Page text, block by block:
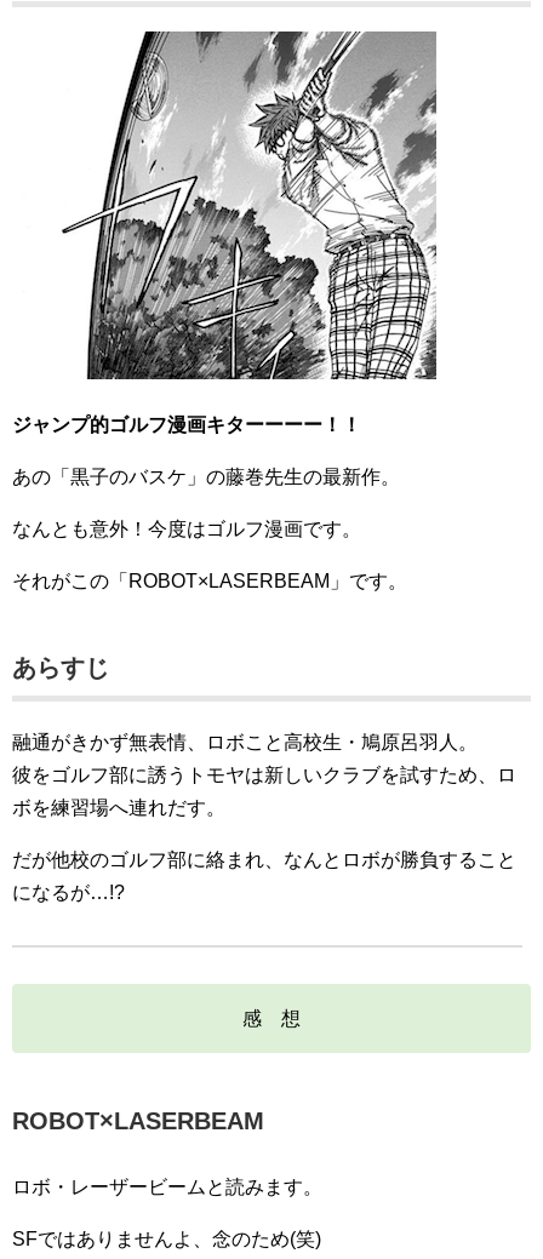
ジャンプ的ゴルフ漫画キターーーー！！
あの「黒子のバスケ」の藤巻先生の最新作。
なんとも意外！今度はゴルフ漫画です。
それがこの「ROBOT×LASERBEAM」です。
あらすじ
融通がきかず無表情、ロボこと高校生・鳩原呂羽人。
彼をゴルフ部に誘うトモヤは新しいクラブを試すため、ロ
ボを練習場へ連れだす。
だが他校のゴルフ部に絡まれ、なんとロボが勝負すること
になるが…!?
感 想
ROBOT×LASERBEAM
ロボ・レーザービームと読みます。
SFではありませんよ、念のため(笑)